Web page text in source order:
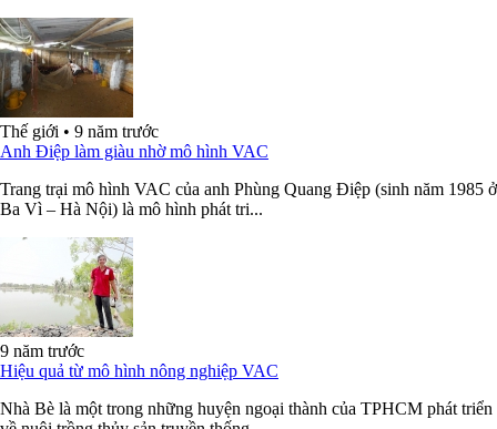
Thế giới • 9 năm trước
Anh Điệp làm giàu nhờ mô hình VAC
Trang trại mô hình VAC của anh Phùng Quang Điệp (sinh năm 1985 ở
Ba Vì – Hà Nội) là mô hình phát tri...
9 năm trước
Hiệu quả từ mô hình nông nghiệp VAC
Nhà Bè là một trong những huyện ngoại thành của TPHCM phát triển